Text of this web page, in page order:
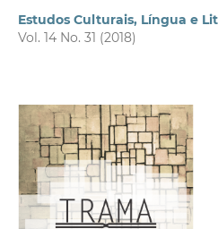
Estudos Culturais, Língua e
Vol. 14 No. 31 (2018)